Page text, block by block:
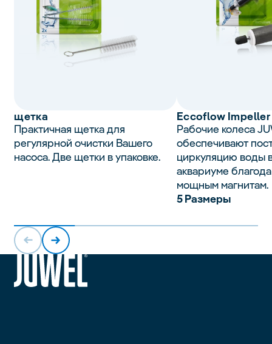
щетка
Практичная щетка для
регулярной очистки Вашего
насоса. Две щетки в упаковке.
Eccoflow Impeller
Рабочие колеса
обеспечивают
циркуляцию воды
аквариуме
мощным магнитам.
5 Размеры
siteheader.logo.title